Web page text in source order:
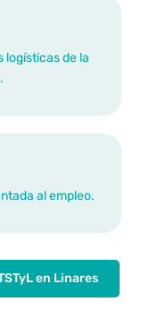
logísticas de la
al empleo.
en Linares